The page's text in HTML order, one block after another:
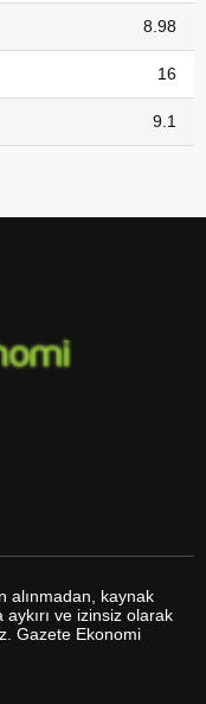
8.98
16
9.1
tarafınıza haber,
alınmadan, kaynak
ve izinsiz olarak
Gazete Ekonomi